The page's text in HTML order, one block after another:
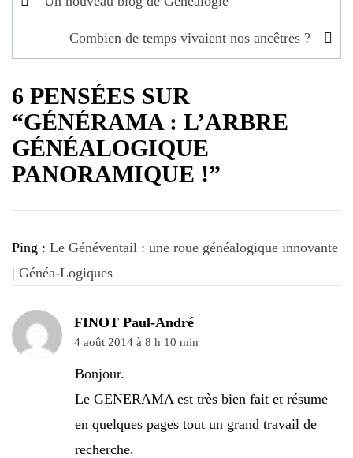
l’articleCombien de temps vivaient nos ancêtres ?
6 PENSÉES SUR
“GÉNÉRAMA : L’ARBRE
GÉNÉALOGIQUE
PANORAMIQUE !”
Ping : Le Généventail : une roue généalogique innovante
| Généa-Logiques
FINOT Paul-André
4 août 2014 à 8 h 10 min
Bonjour.
Le GENERAMA est très bien fait et résume
en quelques pages tout un grand travail de
recherche.